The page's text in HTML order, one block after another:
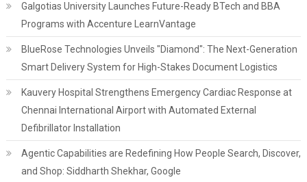
Galgotias University Launches Future-Ready BTech and BBA
Programs with Accenture LearnVantage
BlueRose Technologies Unveils "Diamond": The Next-Generation
Smart Delivery System for High-Stakes Document Logistics
Kauvery Hospital Strengthens Emergency Cardiac Response at
Chennai International Airport with Automated External
Defibrillator Installation
Agentic Capabilities are Redefining How People Search, Discover,
and Shop: Siddharth Shekhar, Google